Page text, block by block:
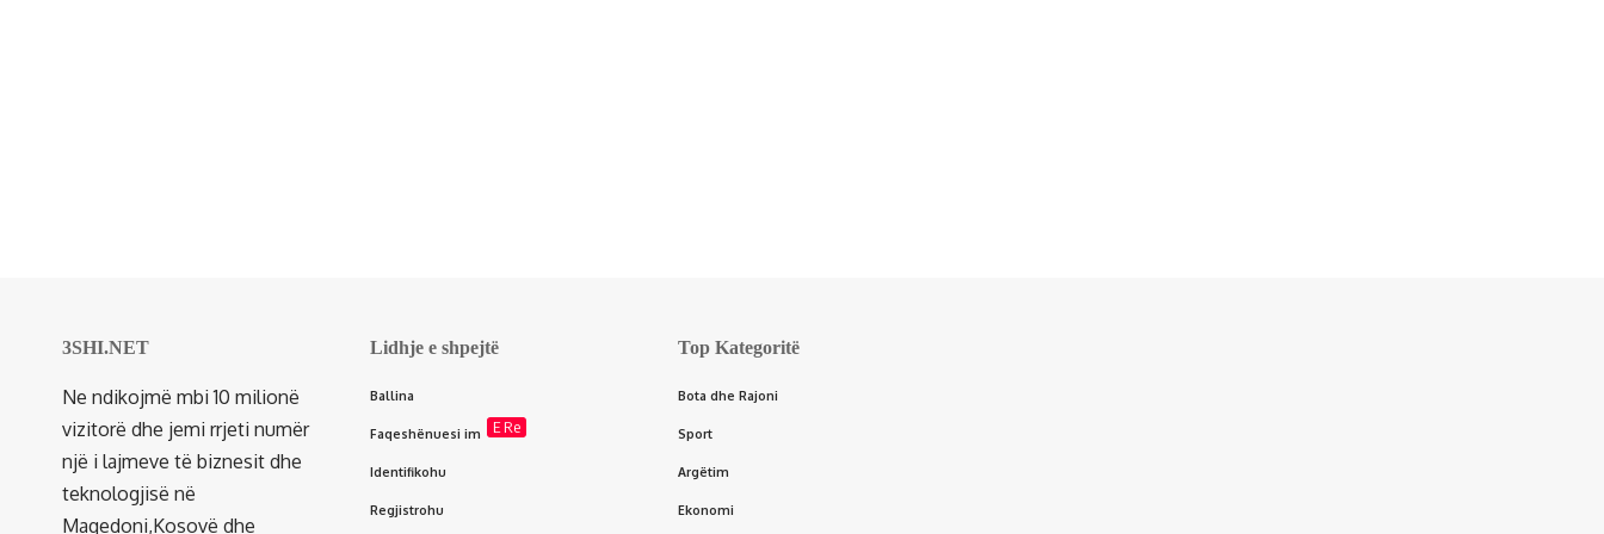
3SHI.NET
Ne ndikojmë mbi 10 milionë
vizitorë dhe jemi rrjeti numër
një i lajmeve të biznesit dhe
teknologjisë në
Maqedoni,Kosovë dhe
Lidhje e shpejtë
Ballina
Faqeshënuesi im E Re
Identifikohu
Regjistrohu
Top Kategoritë
Bota dhe Rajoni
Sport
Argëtim
Ekonomi